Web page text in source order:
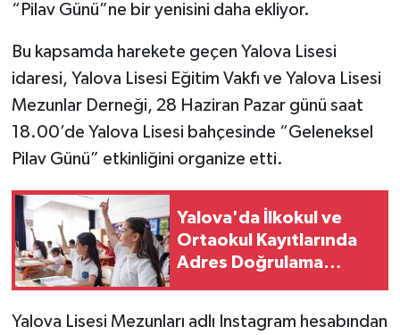
“Pilav Günü”ne bir yenisini daha ekliyor.
Bu kapsamda harekete geçen Yalova Lisesi
idaresi, Yalova Lisesi Eğitim Vakfı ve Yalova Lisesi
Mezunlar Derneği, 28 Haziran Pazar günü saat
18.00’de Yalova Lisesi bahçesinde “Geleneksel
Pilav Günü” etkinliğini organize etti.
Yalova'da İlkokul ve
Ortaokul Kayıtlarında
Adres Doğrulama
Yalova Lisesi Mezunları adlı Instagram hesabından